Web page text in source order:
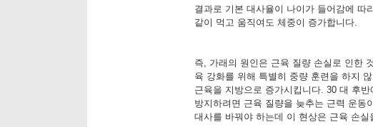
결과로 기본 대사율이 나이가 들어감에 따
같이 먹고 움직여도 체중이 증가합니다.
즉, 가래의 원인은 근육 질량 손실로 인한
육 강화를 위해 특별히 중량 훈련을 하지
근육을 지방으로 증가시킵니다. 30 대 후
방지하려면 근육 질량을 늦추는 근력 운동
대사를 바꿔야 하는데 이 현상은 근육 손